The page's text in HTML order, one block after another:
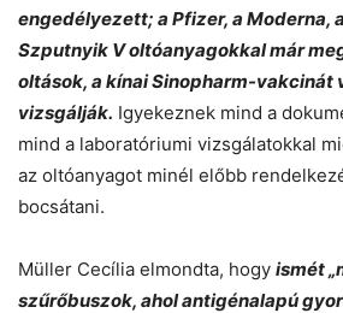
engedélyezett; a Pfizer, a Moderna,
Szputnyik V oltóanyagokkal már
oltások, a kínai Sinopharm-vakcinát
vizsgálják. Igyekeznek mind a
mind a laboratóriumi vizsgálatokkal
az oltóanyagot minél előbb
bocsátani.
Müller Cecília elmondta, hogy ismét
szűrőbuszok, ahol antigénalapú